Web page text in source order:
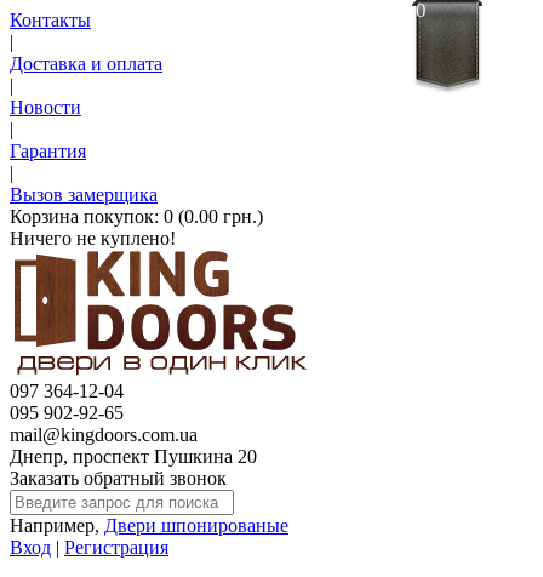
Контакты
|
Доставка и оплата
|
Новости
|
Гарантия
|
Вызов замерщика
Корзина покупок: 0 (0.00 грн.)
Ничего не куплено!
097 364-12-04
095 902-92-65
mail@kingdoors.com.ua
Днепр, проспект Пушкина 20
Заказать обратный звонок
Например, Двери шпонированые
Вход | Регистрация
0